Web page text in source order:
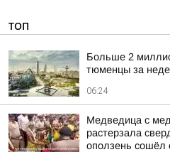
ТОП
Больше 2
тюменцы за
06:24
Медведица с
растерзала
оползень сошёл